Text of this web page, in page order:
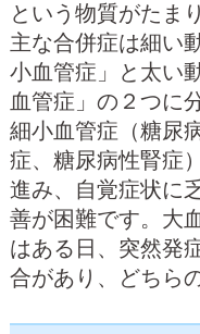
という物質がたま
主な合併症は細い
小血管症」と太い
血管症」の２つに
細小血管症（糖尿
症、糖尿病性腎症
進み、自覚症状に
善が困難です。大
はある日、突然発
合があり、どちら